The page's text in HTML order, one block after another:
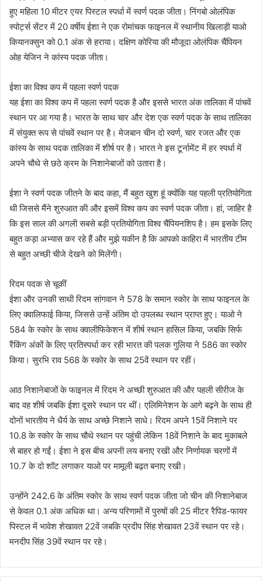
हुए महिला 10 मीटर एयर पिस्टल स्पर्धा में स्वर्ण पदक जीता। निंगबो ओलंपिक
स्पोर्ट्स सेंटर में 20 वर्षीय ईशा ने एक रोमांचक फाइनल में स्थानीय खिलाड़ी याओ
कियानक्सुन को 0.1 अंक से हराया। दक्षिण कोरिया की मौजूदा ओलंपिक चैंपियन
ओह येजिन ने कांस्य पदक जीता।
ईशा का विश्व कप में पहला स्वर्ण पदक
यह ईशा का विश्व कप में पहला स्वर्ण पदक है और इससे भारत अंक तालिका में पांचवें
स्थान पर आ गया है। भारत के साथ चार और देश एक स्वर्ण पदक के साथ तालिका
में संयुक्त रूप से पांचवें स्थान पर है। मेजबान चीन दो स्वर्ण, चार रजत और एक
कांस्य के साथ पदक तालिका में शीर्ष पर है। भारत ने इस टूर्नामेंट में हर स्पर्धा में
अपने चौथे से छठे क्रम के निशानेबाजों को उतारा है।
ईशा ने स्वर्ण पदक जीतने के बाद कहा, मैं बहुत खुश हूं क्योंकि यह पहली प्रतियोगिता
थी जिससे मैंने शुरुआत की और इसमें विश्व कप का स्वर्ण पदक जीता। हां, जाहिर है
कि इस साल की अगली सबसे बड़ी प्रतियोगिता विश्व चैंपियनशिप है। हम इसके लिए
बहुत कड़ा अभ्यास कर रहे हैं और मुझे यकीन है कि आपको काहिरा में भारतीय टीम
से बहुत अच्छी चीजे देखने को मिलेंगी।
रिदम पदक से चूकीं
ईशा और उनकी साथी रिदम सांगवान ने 578 के समान स्कोर के साथ फाइनल के
लिए क्वालिफाई किया, जिससे उन्हें अंतिम दो उपलब्ध स्थान प्राप्त हुए। याओ ने
584 के स्कोर के साथ क्वालीफिकेशन में शीर्ष स्थान हासिल किया, जबकि सिर्फ
रैंकिंग अंकों के लिए प्रतिस्पर्धा कर रही भारत की पलक गुलिया ने 586 का स्कोर
किया। सुरभि राव 568 के स्कोर के साथ 25वें स्थान पर रहीं।
आठ निशानेबाजों के फाइनल में रिदम ने अच्छी शुरुआत की और पहली सीरीज के
बाद वह शीर्ष जबकि ईशा दूसरे स्थान पर थीं। एलिमिनेशन के आगे बढ़ने के साथ ही
दोनों भारतीय ने धैर्य के साथ अच्छे निशाने साधे। रिदम अपने 15वें निशाने पर
10.8 के स्कोर के साथ चौथे स्थान पर पहुंची लेकिन 18वें निशाने के बाद मुकाबले
से बाहर हो गईं। ईशा ने इस बीच अपनी लय बनाए रखी और निर्णायक चरणों में
10.7 के दो शॉट लगाकर याओ पर मामूली बढ़त बनाए रखी।
उन्होंने 242.6 के अंतिम स्कोर के साथ स्वर्ण पदक जीता जो चीन की निशानेबाज
से केवल 0.1 अंक अधिक था। अन्य परिणामों में पुरुषों की 25 मीटर रैपिड-फायर
पिस्टल में भावेश शेखावत 22वें जबकि प्रदीप सिंह शेखावत 23वें स्थान पर रहे।
मनदीप सिंह 39वें स्थान पर रहे।